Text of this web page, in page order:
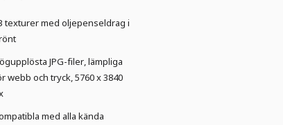
texturer med oljepenseldrag i
JPG-filer, lämpliga
webb och tryck, 5760 x 3840
med alla kända